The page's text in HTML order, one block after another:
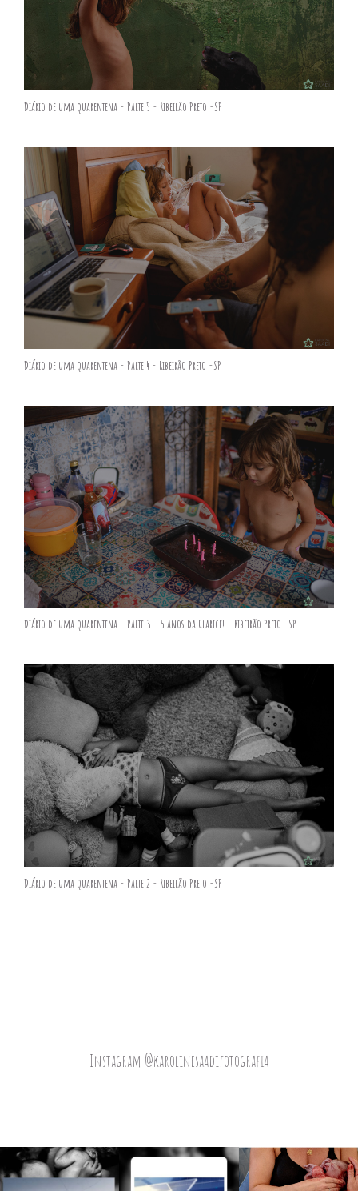
Diário de uma quarentena - Parte 5 - Ribeirão Preto -SP
Diário de uma quarentena - Parte 4 - Ribeirão Preto -SP
Diário de uma quarentena - Parte 3 - 5 anos da Clarice! - Ribeirão Preto -SP
Diário de uma quarentena - Parte 2 - Ribeirão Preto -SP
Instagram @karolinesaadifotografia